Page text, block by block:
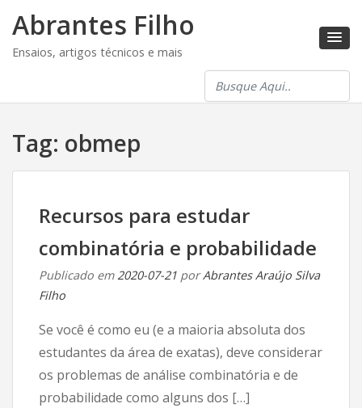
Abrantes Filho
Ensaios, artigos técnicos e mais
Tag: obmep
Recursos para estudar
combinatória e probabilidade
Publicado em2020-07-21 porAbrantes Araújo Silva
Filho
Se você é como eu (e a maioria absoluta dos
estudantes da área de exatas), deve considerar
os problemas de análise combinatória e de
probabilidade como alguns dos […]